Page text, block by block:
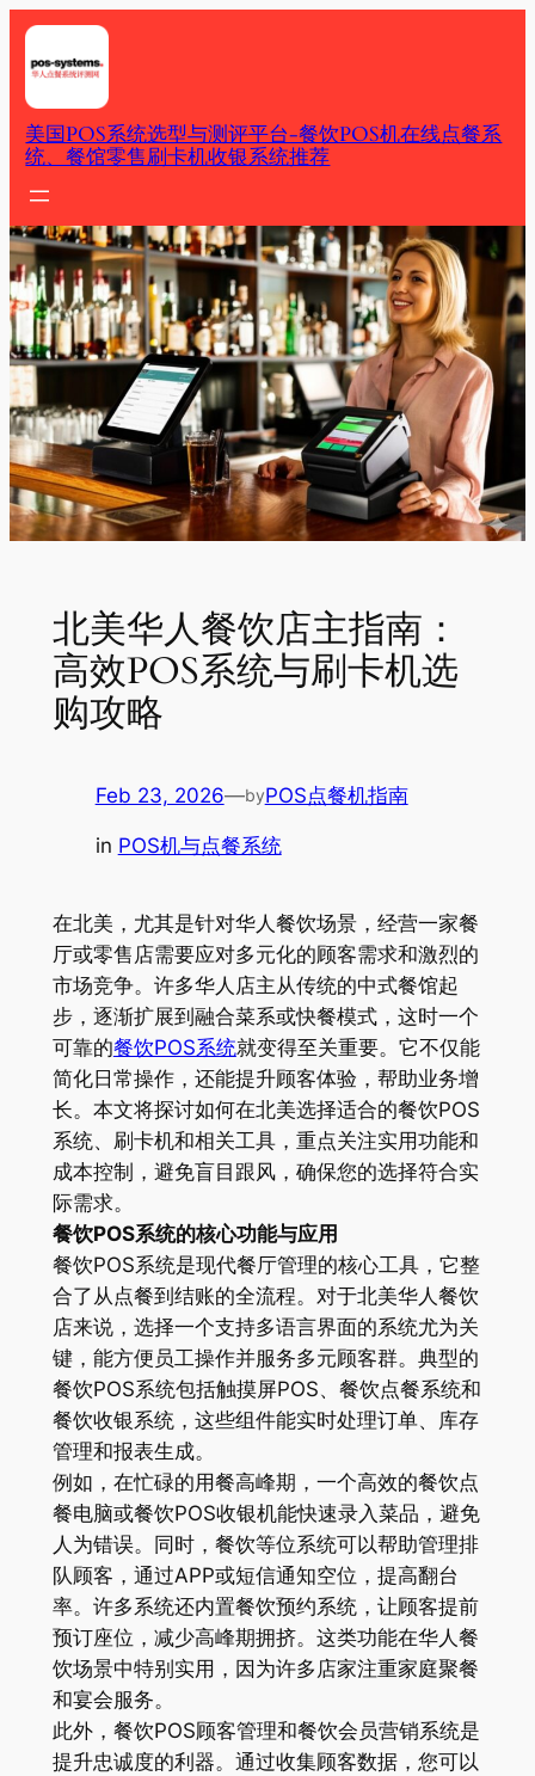
Skip
content
美国POS系统选型与测评平台-餐饮POS机在线点餐系
统、餐馆零售刷卡机收银系统推荐
北美华人餐饮店主指南：
高效POS系统与刷卡机选
购攻略
Feb 23, 2026—byPOS点餐机指南
in POS机与点餐系统
在北美，尤其是针对华人餐饮场景，经营一家餐
厅或零售店需要应对多元化的顾客需求和激烈的
市场竞争。许多华人店主从传统的中式餐馆起
步，逐渐扩展到融合菜系或快餐模式，这时一个
可靠的餐饮POS系统就变得至关重要。它不仅能
简化日常操作，还能提升顾客体验，帮助业务增
长。本文将探讨如何在北美选择适合的餐饮POS
系统、刷卡机和相关工具，重点关注实用功能和
成本控制，避免盲目跟风，确保您的选择符合实
际需求。
餐饮POS系统的核心功能与应用
餐饮POS系统是现代餐厅管理的核心工具，它整
合了从点餐到结账的全流程。对于北美华人餐饮
店来说，选择一个支持多语言界面的系统尤为关
键，能方便员工操作并服务多元顾客群。典型的
餐饮POS系统包括触摸屏POS、餐饮点餐系统和
餐饮收银系统，这些组件能实时处理订单、库存
管理和报表生成。
例如，在忙碌的用餐高峰期，一个高效的餐饮点
餐电脑或餐饮POS收银机能快速录入菜品，避免
人为错误。同时，餐饮等位系统可以帮助管理排
队顾客，通过APP或短信通知空位，提高翻台
率。许多系统还内置餐饮预约系统，让顾客提前
预订座位，减少高峰期拥挤。这类功能在华人餐
饮场景中特别实用，因为许多店家注重家庭聚餐
和宴会服务。
此外，餐饮POS顾客管理和餐饮会员营销系统是
提升忠诚度的利器。通过收集顾客数据，您可以